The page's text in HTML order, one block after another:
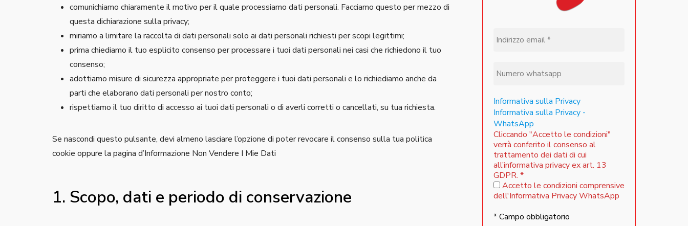
comunichiamo chiaramente il motivo per il quale processiamo dati personali. Facciamo questo per mezzo di
questa dichiarazione sulla privacy;
miriamo a limitare la raccolta di dati personali solo ai dati personali richiesti per scopi legittimi;
prima chiediamo il tuo esplicito consenso per processare i tuoi dati personali nei casi che richiedono il tuo
consenso;
adottiamo misure di sicurezza appropriate per proteggere i tuoi dati personali e lo richiediamo anche da
parti che elaborano dati personali per nostro conto;
rispettiamo il tuo diritto di accesso ai tuoi dati personali o di averli corretti o cancellati, su tua richiesta.
Se nascondi questo pulsante, devi almeno lasciare l’opzione di poter revocare il consenso sulla tua politica
cookie oppure la pagina d’Informazione Non Vendere I Mie Dati
1. Scopo, dati e periodo di conservazione
Informativa sulla Privacy
Informativa sulla Privacy -
WhatsApp
Cliccando "Accetto le condizioni"
verrà conferito il consenso al
trattamento dei dati di cui
all’informativa privacy ex art. 13
GDPR. *
Accetto le condizioni comprensive
dell'Informativa Privacy WhatsApp
* Campo obbligatorio